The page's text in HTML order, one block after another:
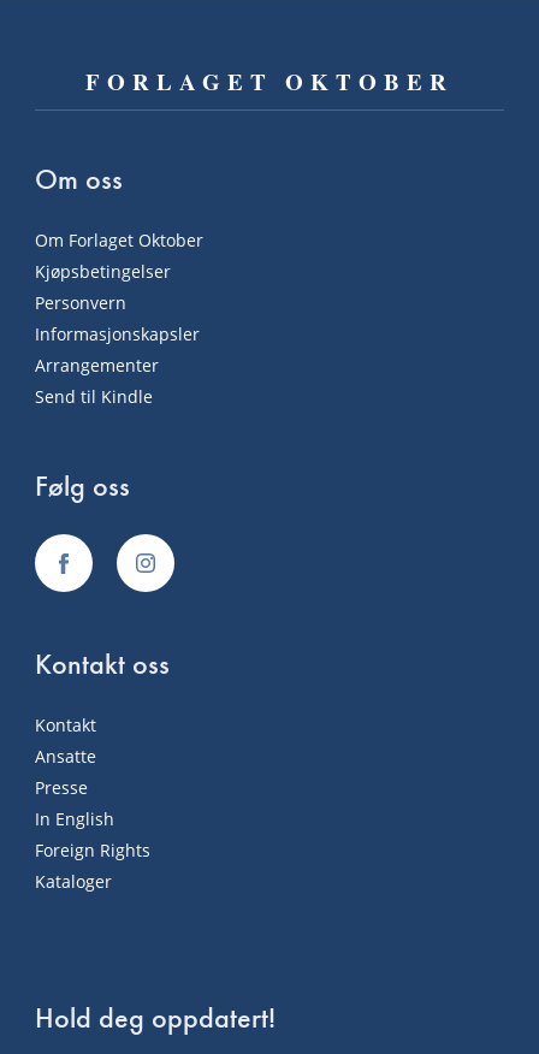
FORLAGET OKTOBER
Om oss
Om Forlaget Oktober
Kjøpsbetingelser
Personvern
Informasjonskapsler
Arrangementer
Send til Kindle
Følg oss
Kontakt oss
Kontakt
Ansatte
Presse
In English
Foreign Rights
Kataloger
Hold deg oppdatert!